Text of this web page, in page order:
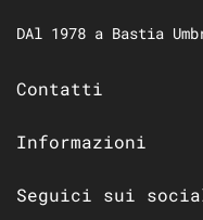
DAl 1978 a Bastia
Contatti
Informazioni
Seguici sui